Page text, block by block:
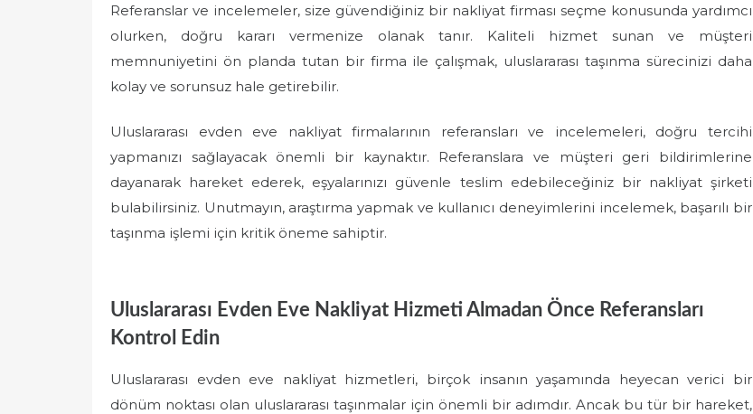
Referanslar ve incelemeler, size güvendiğiniz bir nakliyat firması seçme konusunda yardımcı
olurken, doğru kararı vermenize olanak tanır. Kaliteli hizmet sunan ve müşteri
memnuniyetini ön planda tutan bir firma ile çalışmak, uluslararası taşınma sürecinizi daha
kolay ve sorunsuz hale getirebilir.
Uluslararası evden eve nakliyat firmalarının referansları ve incelemeleri, doğru tercihi
yapmanızı sağlayacak önemli bir kaynaktır. Referanslara ve müşteri geri bildirimlerine
dayanarak hareket ederek, eşyalarınızı güvenle teslim edebileceğiniz bir nakliyat şirketi
bulabilirsiniz. Unutmayın, araştırma yapmak ve kullanıcı deneyimlerini incelemek, başarılı bir
taşınma işlemi için kritik öneme sahiptir.
Uluslararası Evden Eve Nakliyat Hizmeti Almadan Önce Referansları
Kontrol Edin
Uluslararası evden eve nakliyat hizmetleri, birçok insanın yaşamında heyecan verici bir
dönüm noktası olan uluslararası taşınmalar için önemli bir adımdır. Ancak bu tür bir hareket,